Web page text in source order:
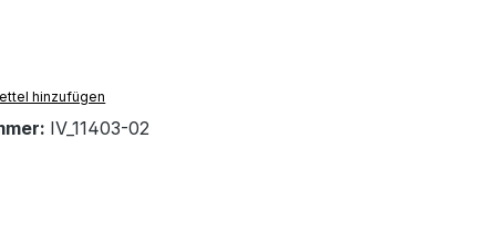
hinzufügen
IV_11403-02